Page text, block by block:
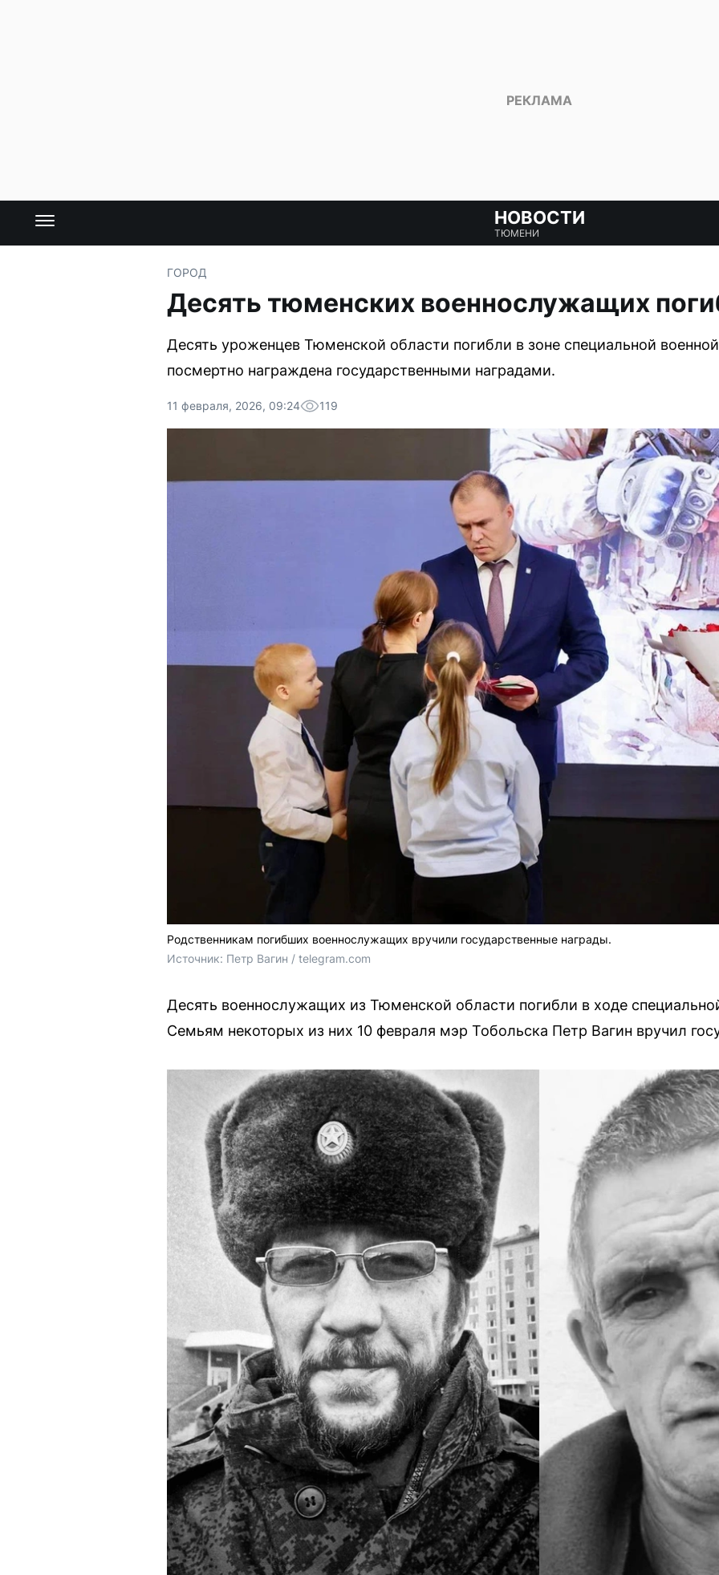
НОВОСТИ
ТЮМЕНИ
ГОРОД
Десять тюменских военнослужащих
Десять уроженцев Тюменской области погибли в зоне специальной
посмертно награждена государственными наградами.
11 февраля, 2026, 09:24 119
Родственникам погибших военнослужащих вручили государственные награды.
Источник: Петр Вагин / telegram.com
Десять военнослужащих из Тюменской области погибли в ходе
Семьям некоторых из них 10 февраля мэр Тобольска Петр Вагин вручил